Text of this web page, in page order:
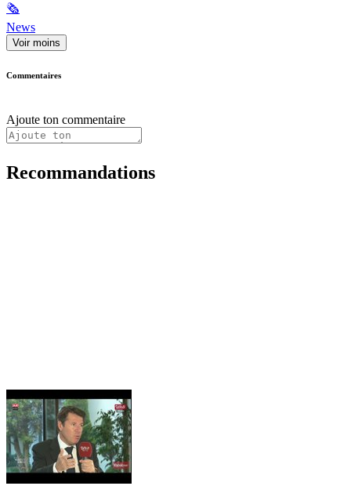
🗞
News
Voir moins
Commentaires
Ajoute ton commentaire
Recommandations